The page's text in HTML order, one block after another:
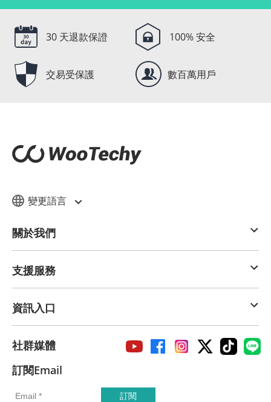
30 天退款保證 100% 安全
交易受保護 數百萬用戶
變更語言
關於我們
支援服務
資訊入口
社群媒體
訂閱Email